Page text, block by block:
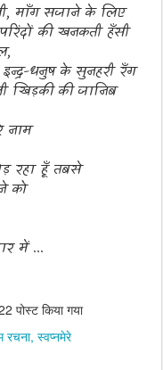
, माँग सजाने के लिए
की खनकती हँसी
,
धनुष के सुनहरी रँग
की जानिब
नाम
रहा हूँ तबसे
को
में ...
पोस्ट किया गया
रचना स्वप्नमेरे